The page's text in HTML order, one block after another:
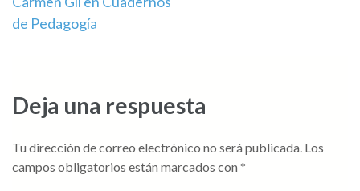
Navegación
de Pedagogía
Deja una respuesta
Tu dirección de correo electrónico no será publicada. Los
campos obligatorios están marcados con *